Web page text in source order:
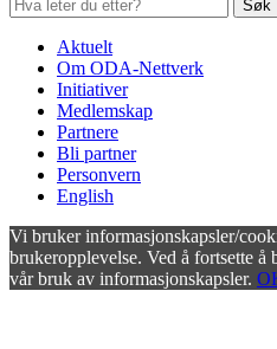
Aktuelt
Om ODA-Nettverk
Initiativer
Medlemskap
Partnere
Bli partner
Personvern
English
Vi bruker informasjonskapsler/
brukeropplevelse. Ved å fortsette å
vår bruk av informasjonskapsler.